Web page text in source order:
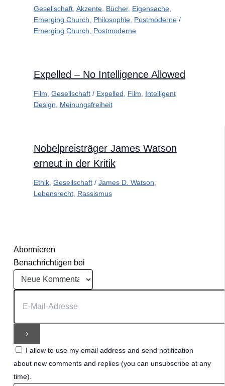
Gesellschaft, Akzente, Bücher, Eigensache,
Emerging Church, Philosophie, Postmoderne/
Emerging Church, Postmoderne
Expelled – No Intelligence Allowed
Film, Gesellschaft/ Expelled, Film, Intelligent
Design, Meinungsfreiheit
Nobelpreisträger James Watson
erneut in der Kritik
Ethik, Gesellschaft/ James D. Watson,
Lebensrecht, Rassismus
Abonnieren
Benachrichtigen bei
I allow to use my email address and send notification
about new comments and replies (you can unsubscribe at any
time).